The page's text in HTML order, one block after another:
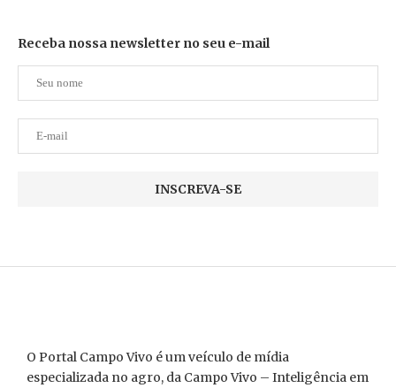
Receba nossa newsletter no seu e-mail
O Portal Campo Vivo é um veículo de mídia
especializada no agro, da Campo Vivo – Inteligência em